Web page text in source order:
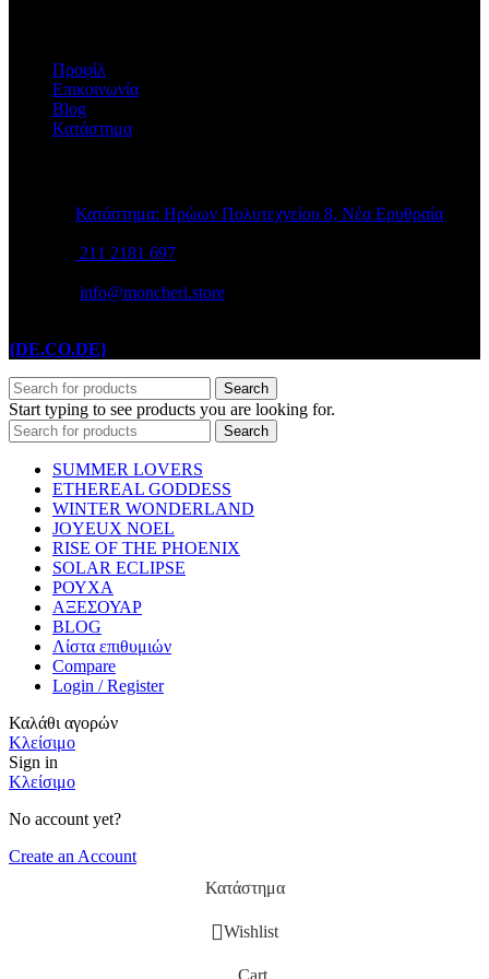
Προφίλ
Επικοινωνία
Blog
Κατάστημα
Κατάστημα: Ηρώων Πολυτεχνείου 8, Νέα Ερυθραία
211 2181 697
info@moncheri.store
{DE.CO.DE}
Search
Start typing to see products you are looking for.
Search
SUMMER LOVERS
ETHEREAL GODDESS
WINTER WONDERLAND
JOYEUX NOEL
RISE OF THE PHOENIX
SOLAR ECLIPSE
ΡΟΥΧΑ
ΑΞΕΣΟΥΑΡ
BLOG
Λίστα επιθυμιών
Compare
Login / Register
Καλάθι αγορών
Κλείσιμο
Sign in
Κλείσιμο
No account yet?
Create an Account
Κατάστημα
Wishlist